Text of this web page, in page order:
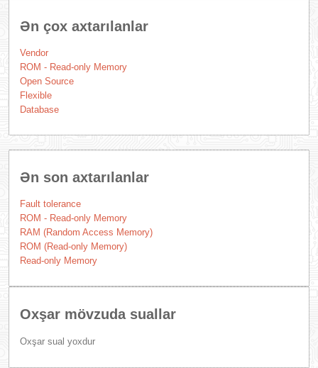
Ən çox axtarılanlar
Vendor
ROM - Read-only Memory
Open Source
Flexible
Database
Ən son axtarılanlar
Fault tolerance
ROM - Read-only Memory
RAM (Random Access Memory)
ROM (Read-only Memory)
Read-only Memory
Oxşar mövzuda suallar
Oxşar sual yoxdur